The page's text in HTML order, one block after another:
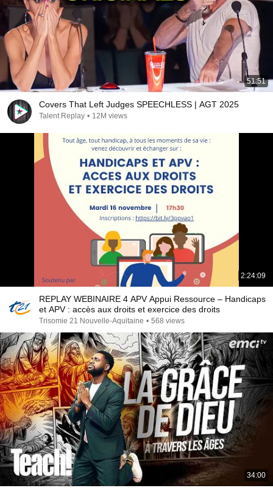
51:51
Covers That Left Judges SPEECHLESS | AGT 2025
Talent Replay • 12M views
2:24:09
REPLAY WEBINAIRE 4 APV Appui Ressource – Handicaps
et APV : accès aux droits et exercice des droits
Trisomie 21 Nouvelle-Aquitaine • 568 views
34:00